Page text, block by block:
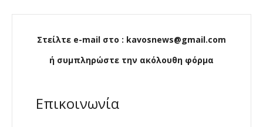
Στείλτε e-mail στο : kavosnews@gmail.com
ή συμπληρώστε την ακόλουθη φόρμα
Επικοινωνία